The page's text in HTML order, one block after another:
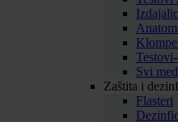
Svi
Zaštita i
Flasteri